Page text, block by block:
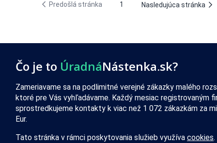
Predošlá stránka 1 Nasledujúca stránka
Čo je to ÚradnáNástenka.sk?
Zameriavame sa na podlimitné verejné zákazky malého
ktoré pre Vás vyhľadávame. Každý mesiac registrovaným
sprostredkujeme kontakty k viac než 1 072 zákazkám za
Eur.
Tato stránka v rámci poskytovania služieb využíva cookies.